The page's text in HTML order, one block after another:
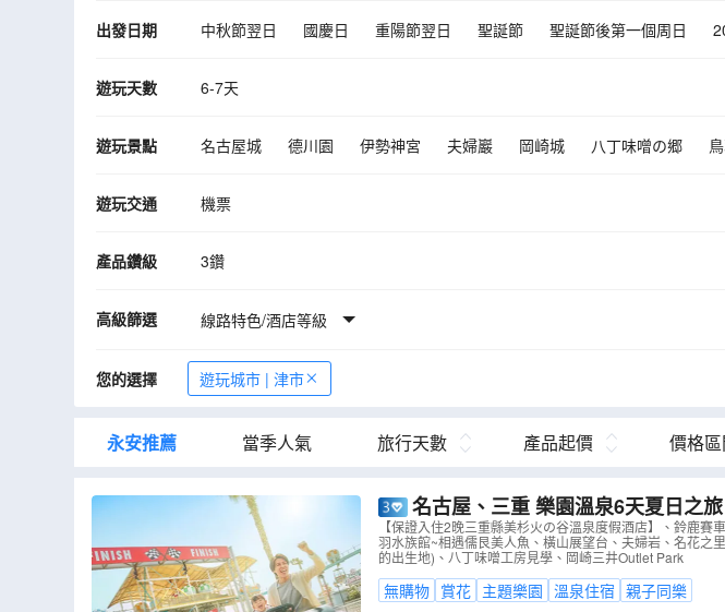
出發日期 中秋節翌日 國慶日 重陽節翌日 聖誕節 聖誕節後第一個周日
遊玩天數 6-7天
遊玩景點 名古屋城 德川園 伊勢神宮 夫婦巖 岡崎城 八丁味噌の郷
遊玩交通 機票
產品鑽級 3鑽
高級篩選 線路特色/酒店等級
您的選擇 遊玩城市 | 津市
永安推薦 當季人氣 旅行天數 產品起價 價格
名古屋、三重 樂園溫泉6天夏日之
店】、鈴鹿賽車場樂園~包任玩套票、
儒艮美人魚、「日本百大名城」岡崎城
【保證入住2晚三重縣美杉火の谷溫泉度假酒店】、鈴鹿
羽水族館~相遇儒艮美人魚、橫山展望台、夫婦岩、名花之
的出生地)、八丁味噌工房見學、岡崎三井Outlet Park
無購物 賞花 主題樂園 溫泉住宿 親子同樂